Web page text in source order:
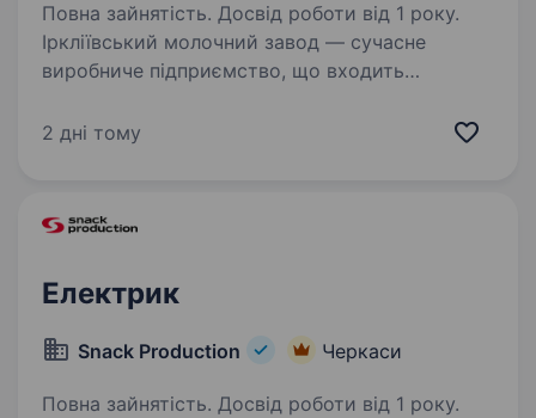
Повна зайнятість. Досвід роботи від 1 року.
Іркліївський молочний завод — сучасне
виробниче підприємство, що входить
з провідних виробників молочної продукції
2 дні тому
Електрик
Snack Production Черкаси
Повна зайнятість. Досвід роботи від 1 року.